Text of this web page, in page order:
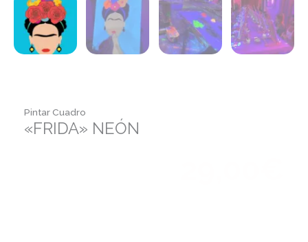
Pintar Cuadro
«FRIDA» NEÓN